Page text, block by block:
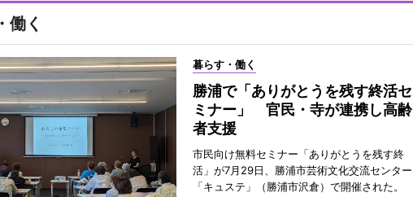
働く
暮らす・働く
勝浦で「ありがとうを残す終活セ
ミナー」 官民・寺が連携し高齢
者支援
市民向け無料セミナー「ありがとうを残す終
活」が7月29日、勝浦市芸術文化交流センター
「キュステ」（勝浦市沢倉）で開催された。